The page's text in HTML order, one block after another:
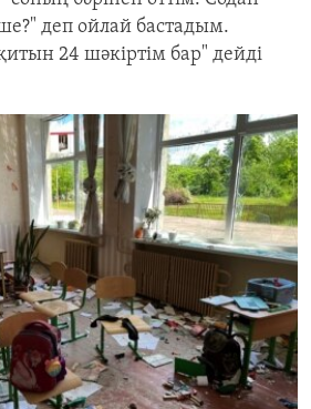
деп ойлай бастадым.
24 шәкіртім бар" дейді